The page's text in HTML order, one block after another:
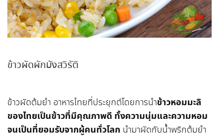
ข้าวผัดผักมังสวิรัติ
ข้าวผัดต้มยำ อาหารไทยที่ประยุกต์โดยการนำข้าวหอมมะลิ
ของไทยเป็นข้าวที่มีคุณภาพดี ทั้งความนุ่มและความหอม
จนเป็นที่ยอมรับจากผู้คนทั่วโลก นำมาผัดกับน้ำพริกต้มยำ